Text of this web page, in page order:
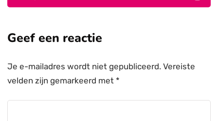
Geef een reactie
Je e-mailadres wordt niet gepubliceerd. Vereiste
velden zijn gemarkeerd met *